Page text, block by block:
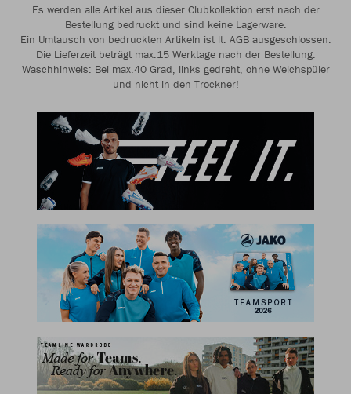
Es werden alle Artikel aus dieser Clubkollektion erst nach der
Bestellung bedruckt und sind keine Lagerware.
Ein Umtausch von bedruckten Artikeln ist lt. AGB ausgeschlossen.
Die Lieferzeit beträgt max.15 Werktage nach der Bestellung.
Waschhinweis: Bei max.40 Grad, links gedreht, ohne Weichspüler
und nicht in den Trockner!